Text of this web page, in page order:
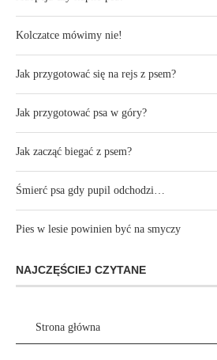
Kolczatce mówimy nie!
Jak przygotować się na rejs z psem?
Jak przygotować psa w góry?
Jak zacząć biegać z psem?
Śmierć psa gdy pupil odchodzi…
Pies w lesie powinien być na smyczy
NAJCZĘŚCIEJ CZYTANE
Strona główna